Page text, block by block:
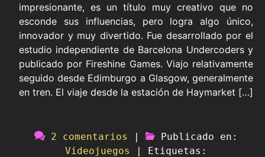
impresionante, es un título muy creativo que no
esconde sus influencias, pero logra algo único,
innovador y muy divertido. Fue desarrollado por el
estudio independiente de Barcelona Undercoders y
publicado por Fireshine Games. Viajo relativamente
seguido desde Edimburgo a Glasgow, generalmente
en tren. El viaje desde la estación de Haymarket […]
2 comentarios |
Publicado en:
Videojuegos
| Etiquetas: